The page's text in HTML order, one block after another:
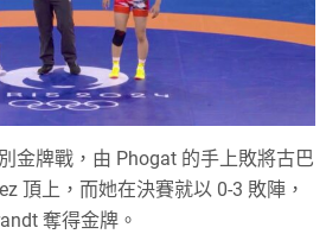
金牌戰，由 Phogat 的手上敗將古巴
頂上，而她在決賽就以 0-3 敗陣，
奪得金牌。